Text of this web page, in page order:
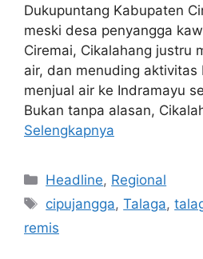
Dukupuntang Kabupaten
meski desa penyangga
Ciremai, Cikalahang justru
air, dan menuding aktivitas
menjual air ke Indramayu
Bukan tanpa alasan,
Selengkapnya
Kategori
Headline, Regional
Tag
cipujangga,Talaga,
remis